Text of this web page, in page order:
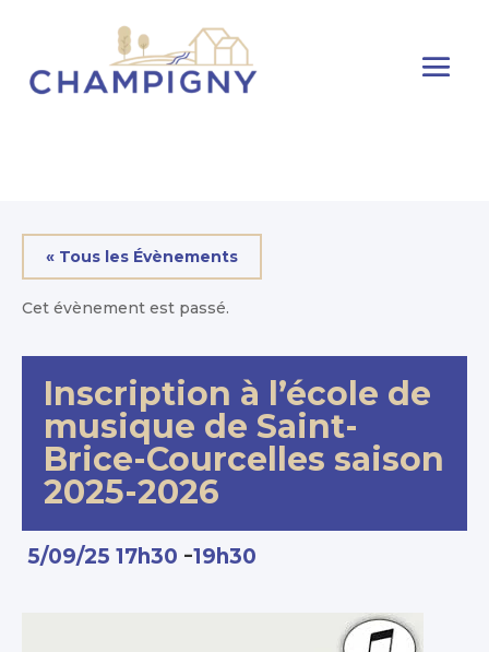
« Tous les Évènements
Cet évènement est passé.
Inscription à l’école de
musique de Saint-
Brice-Courcelles saison
2025-2026
5/09/25 17h30 -19h30